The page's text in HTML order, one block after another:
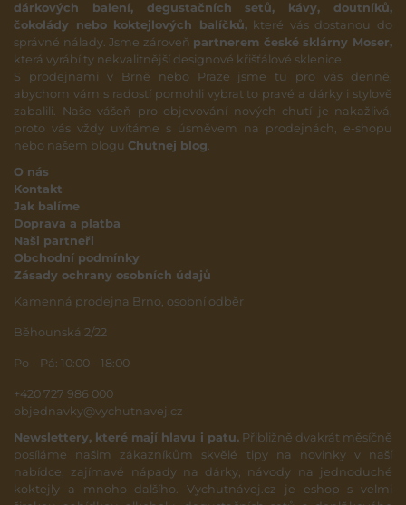
dárkových balení, degustačních setů, kávy, doutníků,
čokolády nebo koktejlových balíčků,které vás dostanou do
správné nálady. Jsme zároveň partnerem české sklárny Moser,
která vyrábí ty nekvalitnější designové křišťálové sklenice.
S prodejnami v Brně nebo Praze jsme tu pro vás denně,
abychom vám s radostí pomohli vybrat to pravé a dárky i stylově
zabalili. Naše vášeň pro objevování nových chutí je nakažlivá,
proto vás vždy uvítáme s úsměvem na prodejnách, e-shopu
nebo našem blogu Chutnej blog.
O nás
Kontakt
Jak balíme
Doprava a platba
Naši partneři
Obchodní podmínky
Zásady ochrany osobních údajů
Kamenná prodejna Brno, osobní odběr
Běhounská 2/22
Po – Pá: 10:00 – 18:00
+420 727 986 000
objednavky@vychutnavej.cz
Newslettery, které mají hlavu i patu.Přibližně dvakrát měsíčně
posíláme našim zákazníkům skvělé tipy na novinky v naší
nabídce, zajímavé nápady na dárky, návody na jednoduché
koktejly a mnoho dalšího. Vychutnávej.cz je eshop s velmi